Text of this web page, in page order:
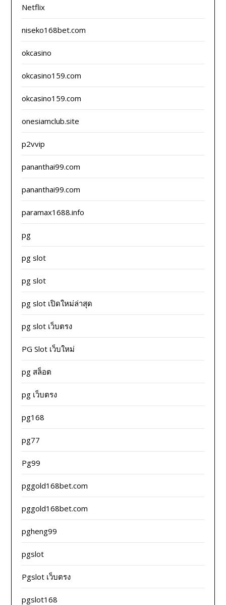
Netflix
niseko168bet.com
okcasino
okcasino159.com
okcasino159.com
onesiamclub.site
p2vvip
pananthai99.com
pananthai99.com
paramax1688.info
pg
pg slot
pg slot
pg slot เปิดใหม่ล่าสุด
pg slot เว็บตรง
PG Slot เว็บใหม่
pg สล็อต
pg เว็บตรง
pg168
pg77
Pg99
pggold168bet.com
pggold168bet.com
pgheng99
pgslot
Pgslot เว็บตรง
pgslot168